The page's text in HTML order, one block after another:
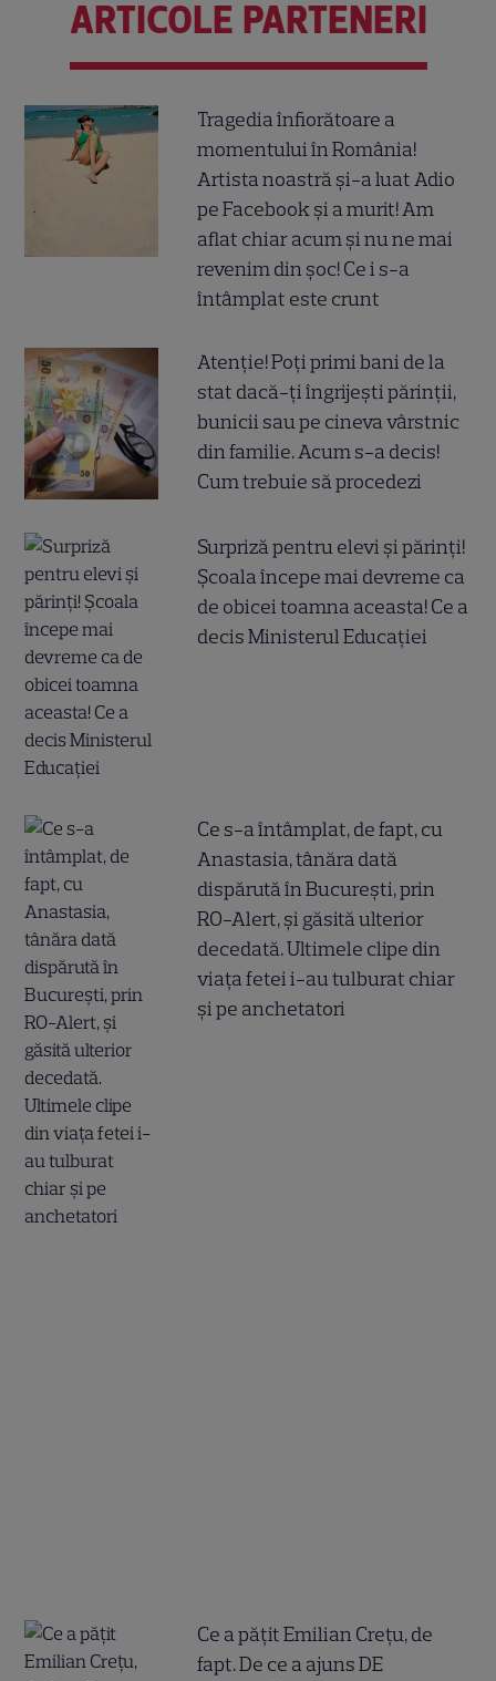
ARTICOLE PARTENERI
Tragedia înfiorătoare a
momentului în România!
Artista noastră și-a luat Adio
pe Facebook și a murit! Am
aflat chiar acum și nu ne mai
revenim din șoc! Ce i s-a
întâmplat este crunt
Atenție! Poți primi bani de la
stat dacă-ți îngrijești părinții,
bunicii sau pe cineva vârstnic
din familie. Acum s-a decis!
Cum trebuie să procedezi
Surpriză pentru elevi și părinți!
Școala începe mai devreme ca
de obicei toamna aceasta! Ce a
decis Ministerul Educației
Ce s-a întâmplat, de fapt, cu
Anastasia, tânăra dată
dispărută în București, prin
RO-Alert, și găsită ulterior
decedată. Ultimele clipe din
viața fetei i-au tulburat chiar
și pe anchetatori
Ce a pățit Emilian Crețu, de
fapt. De ce a ajuns DE